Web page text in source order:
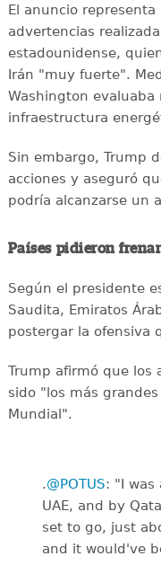
El anuncio
advertencias
estadounidense,
Irán "muy fuerte".
Washington
infraestructura
Sin embargo, Trump
acciones y aseguró
podría alcanzarse un
Países pidieron
Según el presidente
Saudita, Emiratos
postergar la ofensiva
Trump afirmó que los
sido "los más
Mundial".
.@POTUS: "I was
UAE, and by
set to go, just
and it would've